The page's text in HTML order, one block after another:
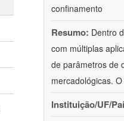
confinamento
Resumo: Dentro
com múltiplas
de parâmetros de
mercadológicas.
Instituição/UF/